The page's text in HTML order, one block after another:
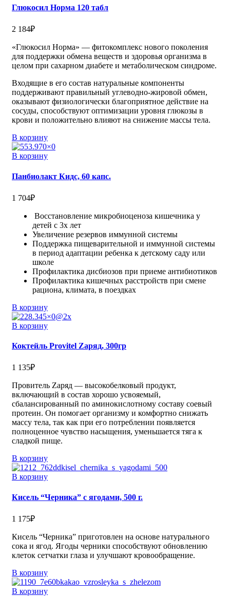
Глюкосил Норма 120 табл
2 184₽
«Глюкосил Норма» — фитокомплекс нового поколения
для поддержки обмена веществ и здоровья организма в
целом при сахарном диабете и метаболическом синдроме.
Входящие в его состав натуральные компоненты
поддерживают правильный углеводно-жировой обмен,
оказывают физиологически благоприятное действие на
сосуды, способствуют оптимизации уровня глюкозы в
крови и положительно влияют на снижение массы тела.
В корзину
В корзину
Панбиолакт Кидс, 60 капс.
1 704₽
Восстановление микробиоценоза кишечника у
детей с 3х лет
Увеличение резервов иммунной системы
Поддержка пищеварительной и иммунной системы
в период адаптации ребенка к детскому саду или
школе
Профилактика дисбиозов при приеме антибиотиков
Профилактика кишечных расстройств при смене
рациона, климата, в поездках
В корзину
В корзину
Коктейль Provitel Zаряд, 300гр
1 135₽
Провитель Zаряд — высокобелковый продукт,
включающий в состав хорошо усвояемый,
сбалансированный по аминокислотному составу соевый
протеин. Он помогает организму и комфортно снижать
массу тела, так как при его потреблении появляется
полноценное чувство насыщения, уменьшается тяга к
сладкой пище.
В корзину
В корзину
Кисель “Черника” с ягодами, 500 г.
1 175₽
Кисель “Черника” приготовлен на основе натурального
сока и ягод. Ягоды черники способствуют обновлению
клеток сетчатки глаза и улучшают кровообращение.
В корзину
В корзину